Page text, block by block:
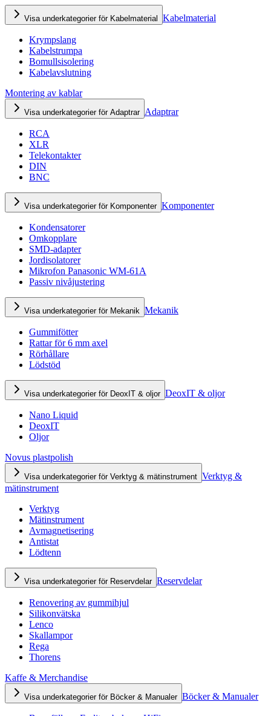
Visa underkategorier för Kabelmaterial Kabelmaterial
Krympslang
Kabelstrumpa
Bomullsisolering
Kabelavslutning
Montering av kablar
Visa underkategorier för Adaptrar Adaptrar
RCA
XLR
Telekontakter
DIN
BNC
Visa underkategorier för Komponenter Komponenter
Kondensatorer
Omkopplare
SMD-adapter
Jordisolatorer
Mikrofon Panasonic WM-61A
Passiv nivåjustering
Visa underkategorier för Mekanik Mekanik
Gummifötter
Rattar för 6 mm axel
Rörhållare
Lödstöd
Visa underkategorier för DeoxIT & oljor DeoxIT & oljor
Nano Liquid
DeoxIT
Oljor
Novus plastpolish
Visa underkategorier för Verktyg & mätinstrument Verktyg &
mätinstrument
Verktyg
Mätinstrument
Avmagnetisering
Antistat
Lödtenn
Visa underkategorier för Reservdelar Reservdelar
Renovering av gummihjul
Silikonvätska
Lenco
Skallampor
Rega
Thorens
Kaffe & Merchandise
Visa underkategorier för Böcker & Manualer Böcker & Manualer